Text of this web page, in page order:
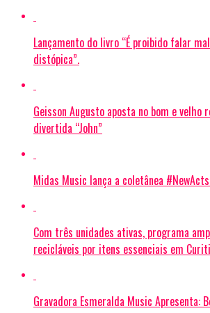
Lançamento do livro “É proibido falar
distópica”.
Geisson Augusto aposta no bom e velho
divertida “John”
Midas Music lança a coletânea
Com três unidades ativas, programa
recicláveis por itens essenciais em
Gravadora Esmeralda Music Apresenta: